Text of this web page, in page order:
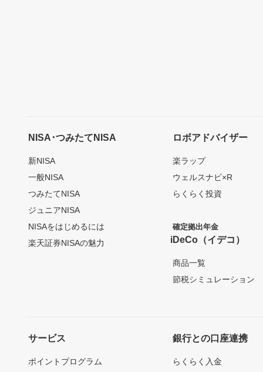
NISA･つみたてNISA
新NISA
一般NISA
つみたてNISA
ジュニアNISA
NISAをはじめるには
楽天証券NISAの魅力
ロボアドバイザー
楽ラップ
ウェルスナビ×R
らくらく投資
確定拠出年金
iDeCo（イデコ）
商品一覧
節税シミュレーション
サービス
ポイントプログラム
銀行との口座連携
らくらく入金